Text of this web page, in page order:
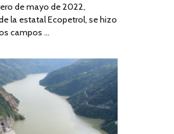
de mayo de 2022,
la estatal Ecopetrol, se hizo
campos …